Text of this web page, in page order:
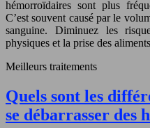
hémorroïdaires sont plus
C’est souvent causé par le
sanguine. Diminuez les
physiques et la prise des
Meilleurs traitements
Quels sont les
se débarrasser des